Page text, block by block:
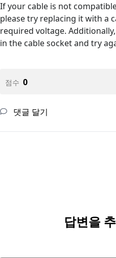
If your cable is not
please try replacing it with a
required voltage.
in the cable socket and try
점수 0
댓글 달기
답변을